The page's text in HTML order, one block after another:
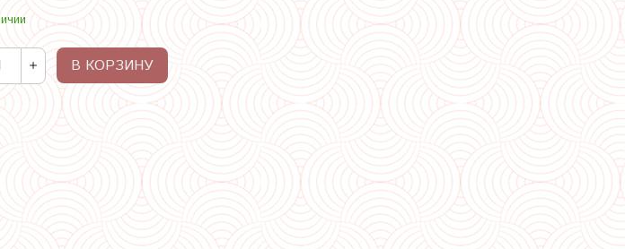
В КОРЗИНУ